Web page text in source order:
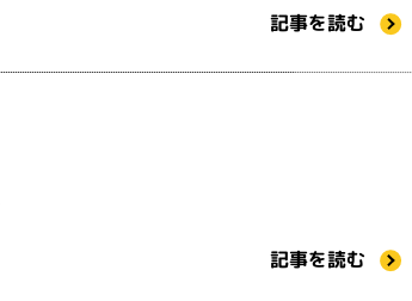
記事を読む
記事を読む